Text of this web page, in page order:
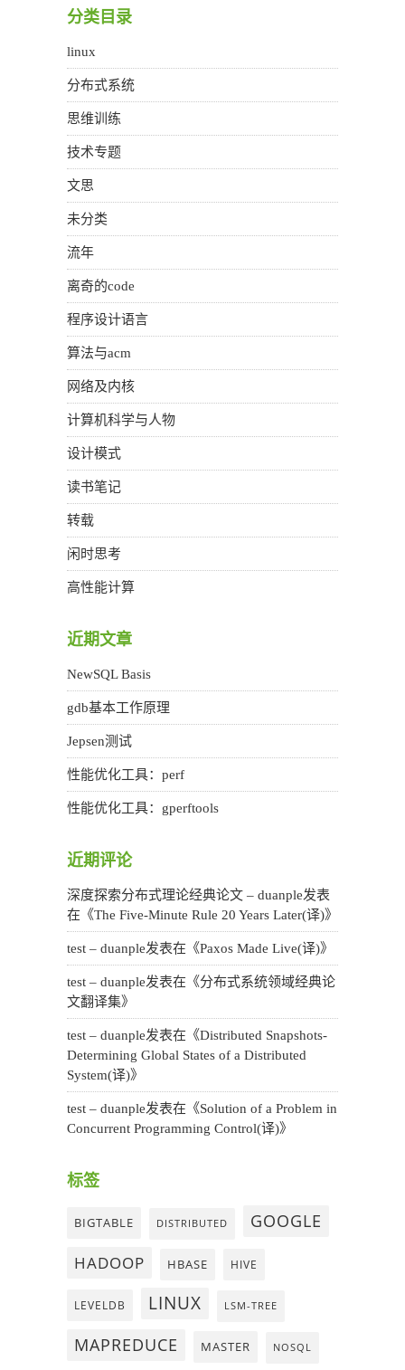
分类目录
linux
分布式系统
思维训练
技术专题
文思
未分类
流年
离奇的code
程序设计语言
算法与acm
网络及内核
计算机科学与人物
设计模式
读书笔记
转载
闲时思考
高性能计算
近期文章
NewSQL Basis
gdb基本工作原理
Jepsen测试
性能优化工具：perf
性能优化工具：gperftools
近期评论
深度探索分布式理论经典论文 – duanple发表
在《The Five-Minute Rule 20 Years Later(译)》
test – duanple发表在《Paxos Made Live(译)》
test – duanple发表在《分布式系统领域经典论
文翻译集》
test – duanple发表在《Distributed Snapshots-
Determining Global States of a Distributed
System(译)》
test – duanple发表在《Solution of a Problem in
Concurrent Programming Control(译)》
标签
BIGTABLE DISTRIBUTED GOOGLE
HADOOP HBASE HIVE
LEVELDB LINUX LSM-TREE
MAPREDUCE MASTER NOSQL